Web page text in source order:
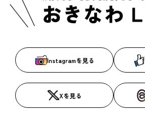
Instagramを見る
Xを見る